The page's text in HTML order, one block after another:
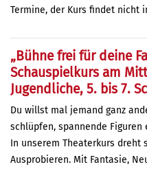
Termine, der Kurs findet nicht
„Bühne frei für deine
Schauspielkurs am
Jugendliche, 5. bis 7.
Du willst mal jemand ganz
schlüpfen, spannende Figuren
In unserem Theaterkurs dreht
Ausprobieren. Mit Fantasie,